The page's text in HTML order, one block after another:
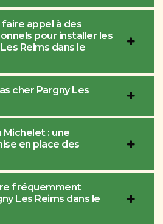
appel à des
pour installer les
Reims dans le
cher Pargny Les
: une
en place des
fréquemment
Les Reims dans le